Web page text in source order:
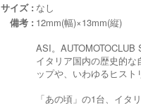
サイズ : なし
備考 : 12mm(幅)×13mm(縦)
ASI。
イタリア国内の歴史的
ップや、いわゆるヒス
「あの頃」の1台、イ